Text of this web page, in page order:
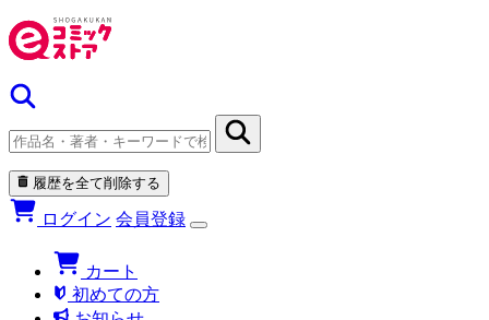
履歴を全て削除する
ログイン 会員登録
カート
初めての方